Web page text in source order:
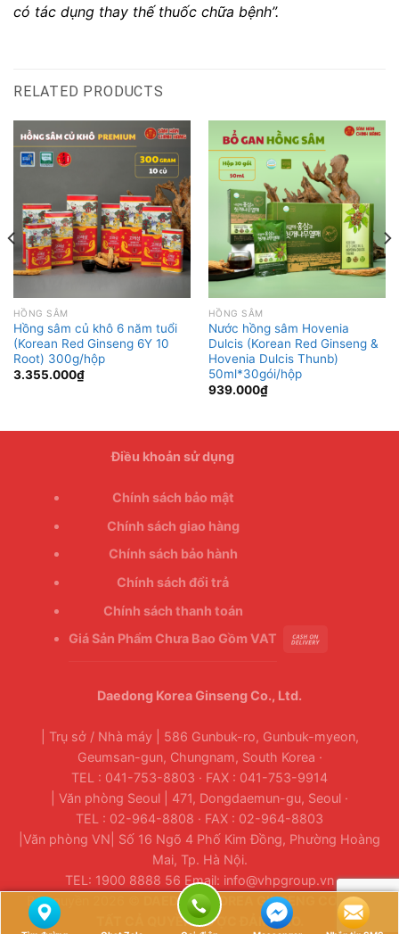
có tác dụng thay thế thuốc chữa bệnh”.
RELATED PRODUCTS
HỒNG SÂM
Hồng sâm củ khô 6 năm tuổi
(Korean Red Ginseng 6Y 10
Root) 300g/hộp
3.355.000₫
HỒNG SÂM
Nước hồng sâm Hovenia
Dulcis (Korean Red Ginseng &
Hovenia Dulcis Thunb)
50ml*30gói/hộp
939.000₫
Điều khoản sử dụng
Chính sách bảo mật
Chính sách giao hàng
Chính sách bảo hành
Chính sách đổi trả
Chính sách thanh toán
Giá Sản Phẩm Chưa Bao Gồm VAT
Daedong Korea Ginseng Co., Ltd.
| Trụ sở / Nhà máy | 586 Gunbuk-ro, Gunbuk-myeon,
Geumsan-gun, Chungnam, South Korea ·
TEL : 041-753-8803 · FAX : 041-753-9914
| Văn phòng Seoul | 471, Dongdaemun-gu, Seoul ·
TEL : 02-964-8808 · FAX : 02-964-8803
|Văn phòng VN| Số 16 Ngõ 4 Phố Kim Đồng, Phường Hoàng
Mai, Tp. Hà Nội.
TEL: 1900 8888 56 Email: info@vhpgroup.vn
Bản quyền 2026 ©
DAEDONG KOREA GINSENG CO., LTD.
TẤT CẢ QUYỀN ĐƯỢC ĐẢM BẢO.